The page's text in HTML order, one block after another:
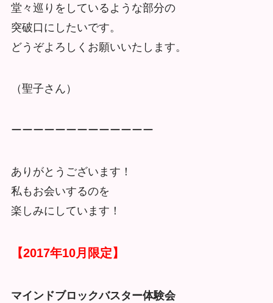
堂々巡りをしているような部分の
突破口にしたいです。
どうぞよろしくお願いいたします。
（聖子さん）
ーーーーーーーーーーーーー
ありがとうございます！
私もお会いするのを
楽しみにしています！
【2017年10月限定】
マインドブロックバスター体験会